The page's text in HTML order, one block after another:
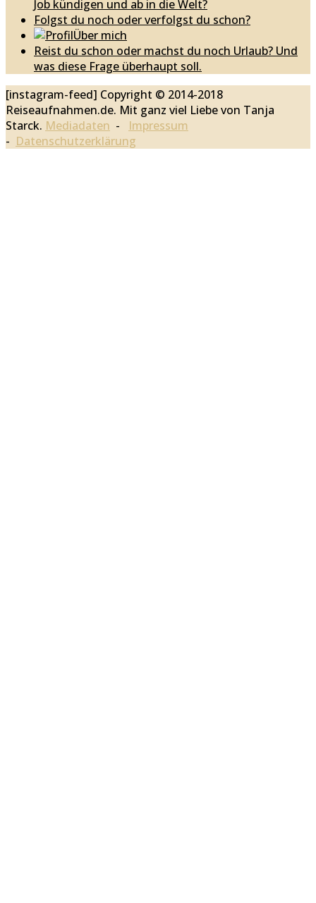
Job kündigen und ab in die Welt?
Folgst du noch oder verfolgst du schon?
Über mich
Reist du schon oder machst du noch Urlaub? Und
was diese Frage überhaupt soll.
[instagram-feed] Copyright © 2014-2018
Reiseaufnahmen.de. Mit ganz viel Liebe von Tanja
Starck. Mediadaten - Impressum
- Datenschutzerklärung